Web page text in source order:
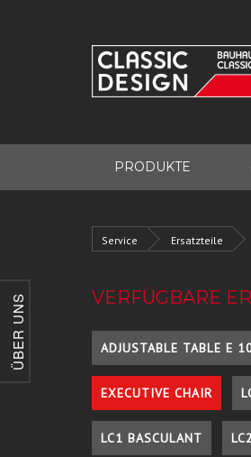
ÜBER UNS
PRODUKTE
Service Ersatzteile
VERFÜGBARE
ADJUSTABLE TABLE E
EXECUTIVE CHAIR
LC1 BASCULANT